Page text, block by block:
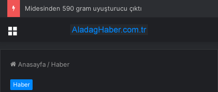
Midesinden 590 gram uyuşturucu çıktı
Menü
Anasayfa / Haber
Haber